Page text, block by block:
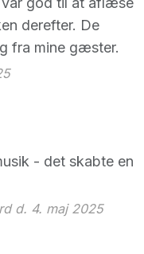
derefter. De
fra mine gæster.
- det skabte en
d. 4. maj 2025